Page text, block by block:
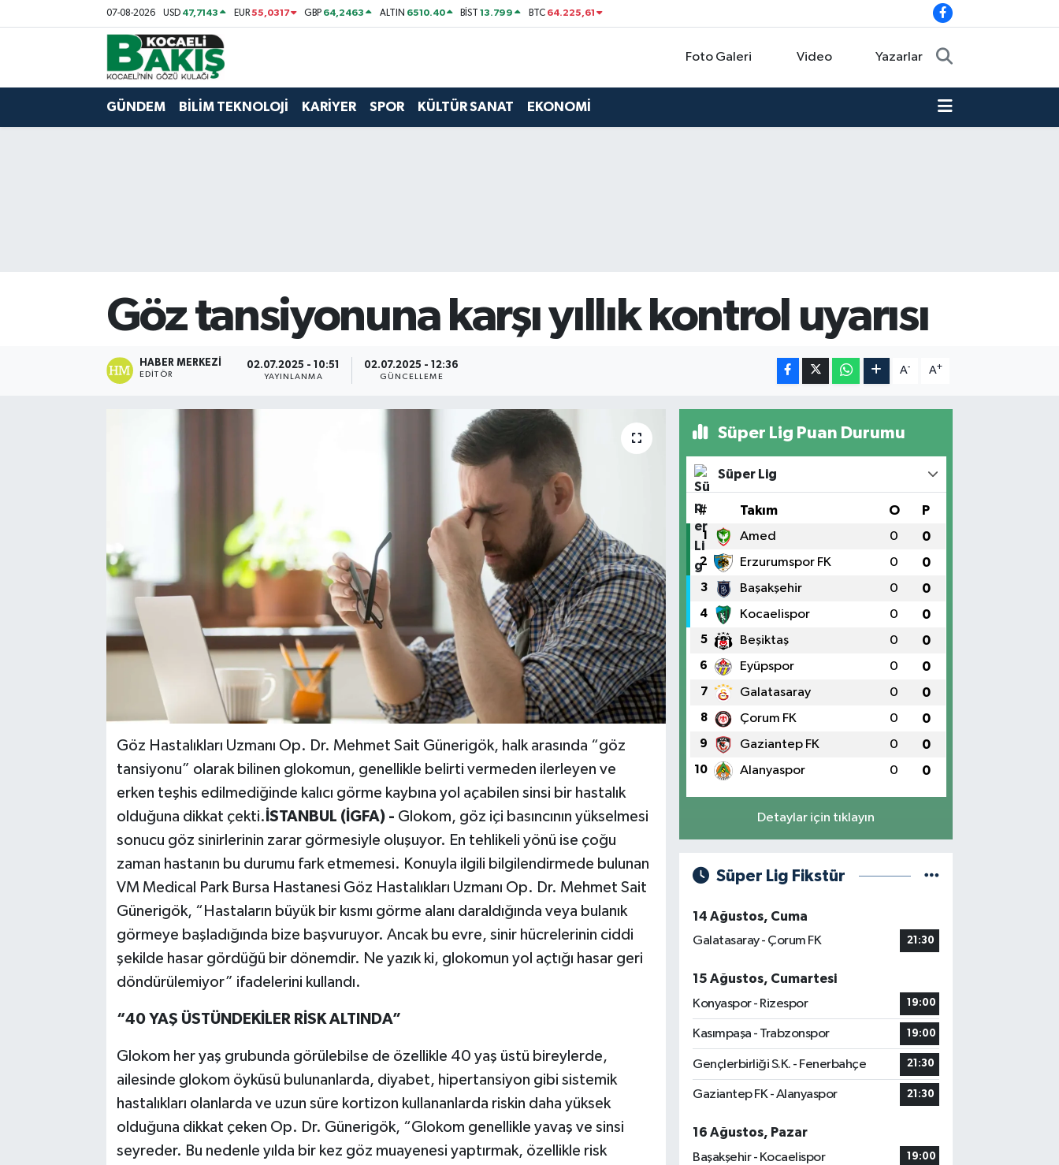
07-08-2026 USD 47,7143 EUR55,0317 GBP 64,2463 ALTIN 6510.40 BİST13.799 BTC 64.225,61
Foto Galeri Video Yazarlar
GÜNDEM BİLİM TEKNOLOJİ KARİYER SPOR KÜLTÜR SANAT EKONOMİ
Göz tansiyonuna karşı yıllık kontrol uyarısı
HABER MERKEZI
EDITÖR
02.07.2025 - 10:51
YAYINLANMA
02.07.2025 - 12:36
GÜNCELLEME
A- A+
Göz Hastalıkları Uzmanı Op. Dr. Mehmet Sait Günerigök, halk arasında “göz
tansiyonu” olarak bilinen glokomun, genellikle belirti vermeden ilerleyen ve
erken teşhis edilmediğinde kalıcı görme kaybına yol açabilen sinsi bir hastalık
olduğuna dikkat çekti. İSTANBUL (İGFA) - Glokom, göz içi basıncının yükselmesi
sonucu göz sinirlerinin zarar görmesiyle oluşuyor. En tehlikeli yönü ise çoğu
zaman hastanın bu durumu fark etmemesi. Konuyla ilgili bilgilendirmede bulunan
VM Medical Park Bursa Hastanesi Göz Hastalıkları Uzmanı Op. Dr. Mehmet Sait
Günerigök, “Hastaların büyük bir kısmı görme alanı daraldığında veya bulanık
görmeye başladığında bize başvuruyor. Ancak bu evre, sinir hücrelerinin ciddi
şekilde hasar gördüğü bir dönemdir. Ne yazık ki, glokomun yol açtığı hasar geri
döndürülemiyor” ifadelerini kullandı.
“40 YAŞ ÜSTÜNDEKİLER RİSK ALTINDA”
Glokom her yaş grubunda görülebilse de özellikle 40 yaş üstü bireylerde,
ailesinde glokom öyküsü bulunanlarda, diyabet, hipertansiyon gibi sistemik
hastalıkları olanlarda ve uzun süre kortizon kullananlarda riskin daha yüksek
olduğuna dikkat çeken Op. Dr. Günerigök, “Glokom genellikle yavaş ve sinsi
seyreder. Bu nedenle yılda bir kez göz muayenesi yaptırmak, özellikle risk
Süper Lig Puan Durumu
Süper Lig
# Takım O P
1 Amed 0 0
2 Erzurumspor FK 0 0
3 Başakşehir 0 0
4 Kocaelispor 0 0
5 Beşiktaş 0 0
6 Eyüpspor 0 0
7 Galatasaray 0 0
8 Çorum FK 0 0
9 Gaziantep FK 0 0
10 Alanyaspor 0 0
Detaylar için tıklayın
Süper Lig Fikstür
14 Ağustos, Cuma
Galatasaray - Çorum FK
21:30
15 Ağustos, Cumartesi
Konyaspor - Rizespor
19:00
Kasımpaşa - Trabzonspor 19:00
Gençlerbirliği S.K. - Fenerbahçe 21:30
Gaziantep FK - Alanyaspor 21:30
16 Ağustos, Pazar
Başakşehir - Kocaelispor
19:00
Kocaeli Nöbetçi Eczaneler
Kocaeli Hava Durumu
Haber Arşivi